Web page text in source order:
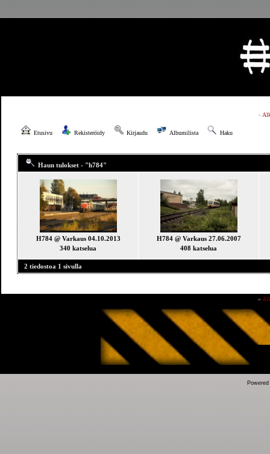
»
Etusivu Rekisteröidy Kirjaudu Albumilista Haku
Haun tulokset - "h784"
H784 @ Varkaus 04.10.2013
340 katselua
H784 @ Varkaus 27.06.2007
408 katselua
2 tiedostoa 1 sivulla
»